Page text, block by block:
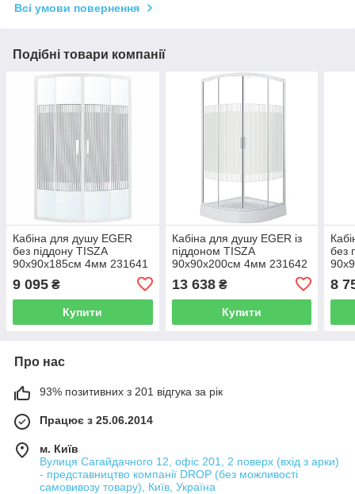
Всі умови повернення
Подібні товари компанії
Кабіна для душу EGER
без піддону TISZA
90x90x185см 4мм 231641
9 095 ₴
Купити
Кабіна для душу EGER із
піддоном TISZA
90x90x200см 4мм 231642
13 638₴
Купити
без
8
Про нас
93% позитивних з 201 відгука за рік
Працює з 25.06.2014
м. Київ
Вулиця Сагайдачного 12, офіс 201, 2 поверх (вхід з арки)
- представництво компанії DROP (без можливості
самовивозу товару), Київ, Україна